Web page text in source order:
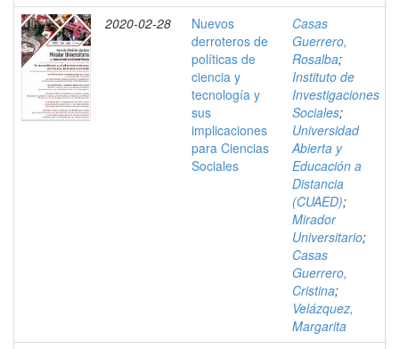
2020-02-28
Nuevos
derroteros de
políticas de
ciencia y
tecnología y
sus
implicaciones
para Ciencias
Sociales
Casas
Guerrero,
Rosalba;
Instituto de
Investigaciones
Sociales;
Universidad
Abierta y
Educación a
Distancia
(CUAED);
Mirador
Universitario;
Casas
Guerrero,
Cristina;
Velázquez,
Margarita